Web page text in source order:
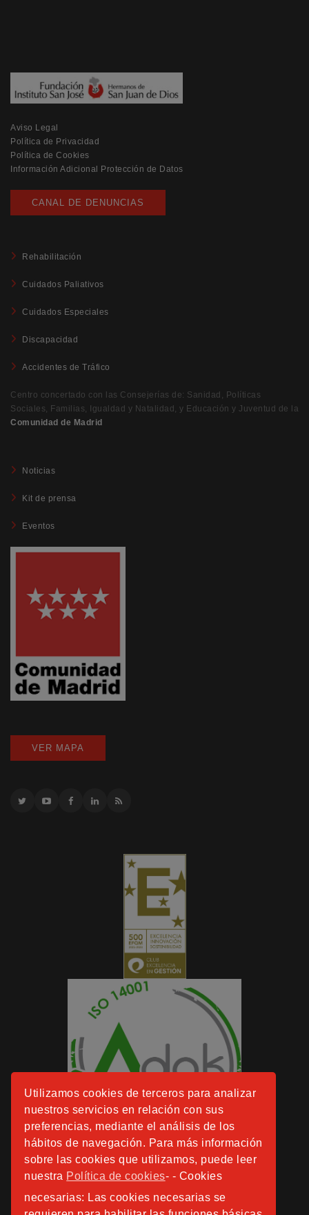
Utilizamos cookies de terceros para analizar
nuestros servicios en relación con sus
preferencias, mediante el análisis de los
hábitos de navegación. Para más información
sobre las cookies que utilizamos, puede leer
nuestra Política de cookies- - Cookies
necesarias: Las cookies necesarias se
Aviso Legal
Política de Privacidad
Política de Cookies
Información Adicional Protección de Datos
CANAL DE DENUNCIAS
Rehabilitación
Cuidados Paliativos
Cuidados Especiales
Discapacidad
Accidentes de Tráfico
Centro concertado con las Consejerías de: Sanidad, Políticas
Sociales, Familias, Igualdad y Natalidad, y Educación y Juventud de la
Comunidad de Madrid
Noticias
Kit de prensa
Eventos
VER MAPA